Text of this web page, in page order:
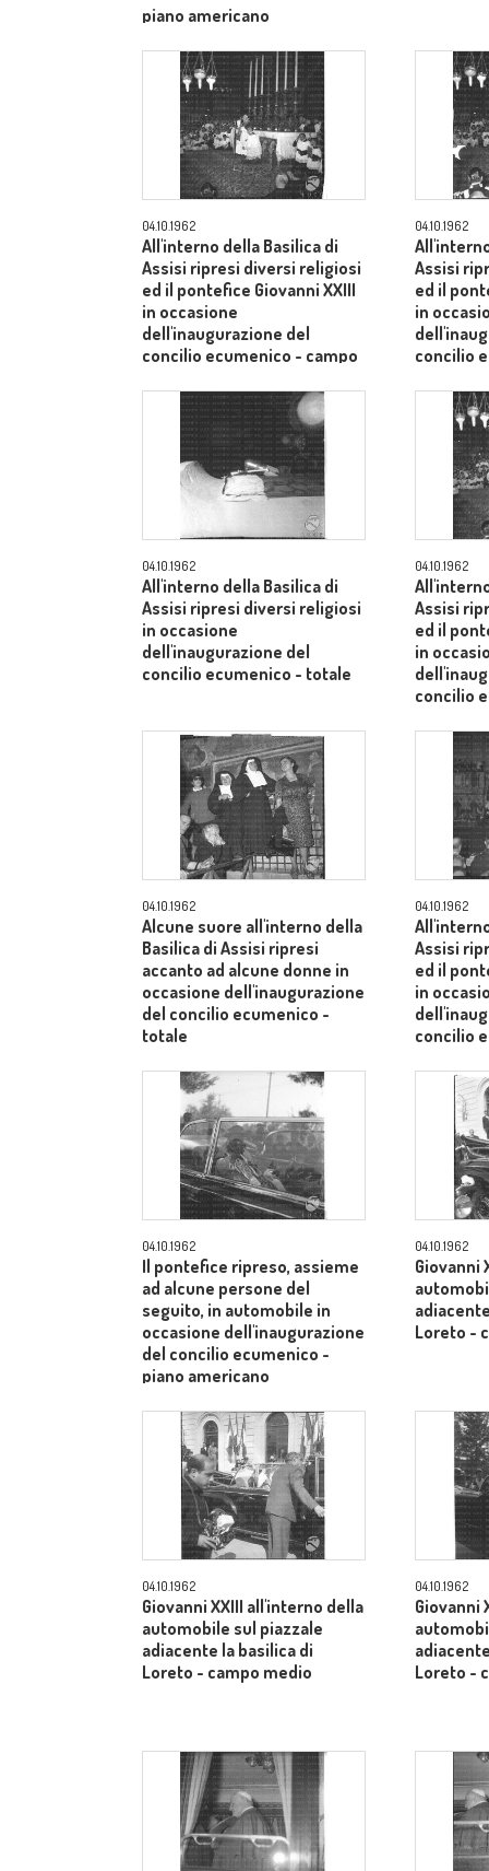
piano americano
04.10.1962
All'interno della Basilica di
Assisi ripresi diversi religiosi
ed il pontefice Giovanni XXIII
in occasione
dell'inaugurazione del
concilio ecumenico - campo
04.10.1962
Assisi
ed il
in
concilio
04.10.1962
All'interno della Basilica di
Assisi ripresi diversi religiosi
in occasione
dell'inaugurazione del
concilio ecumenico - totale
04.10.1962
Assisi
ed il
in
concilio
04.10.1962
Alcune suore all'interno della
Basilica di Assisi ripresi
accanto ad alcune donne in
occasione dell'inaugurazione
del concilio ecumenico -
totale
04.10.1962
Assisi
ed il
in
concilio
04.10.1962
Il pontefice ripreso, assieme
ad alcune persone del
seguito, in automobile in
occasione dell'inaugurazione
del concilio ecumenico -
piano americano
04.10.1962
Giovanni
Loreto -
04.10.1962
Giovanni XXIII all'interno della
automobile sul piazzale
adiacente la basilica di
Loreto - campo medio
04.10.1962
Giovanni
Loreto -